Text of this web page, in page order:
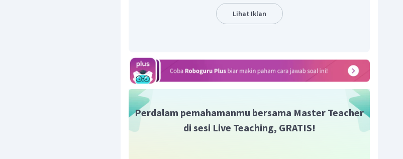
Lihat Iklan
Perdalam pemahamanmu bersama Master Teacher
di sesi Live Teaching, GRATIS!